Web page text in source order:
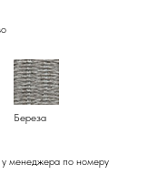
Береза
у менеджера по номеру